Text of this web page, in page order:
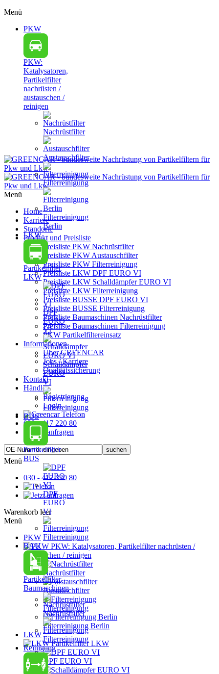
Menü
PKW
PKW:
Katalysatoren,
Partikelfilter
nachrüsten /
austauschen /
reinigen
Nachrüstfilter
Austauschfilter
Filterreinigung
Filterreinigung
Berlin
LKW
Partikelfilter
LKW
DPF
EURO
VI
Schalldämpfer
EURO
VI
Filterreinigung
BUS
Partikelfilter
BUS
DPF
EURO
VI
Filterreinigung
BAU
Partikelfilter
Baumaschinen
Nachrüstfilter
Filterreinigung
Reinigung
Menü
Home
Karriere
Standorte
Produkt und Preisliste
Preisliste PKW Nachrüstfilter
Preisliste PKW Austauschfilter
Preisliste PKW Filterreinigung
Preisliste LKW DPF EURO VI
Preisliste LKW Schalldämpfer EURO VI
Preisliste LKW Filterreinigung
Preisliste BUSSE DPF EURO VI
Preisliste BUSSE Filterreinigung
Preisliste Baumaschinen Nachrüstfilter
Preisliste Baumaschinen Filterreinigung
PKW Partikelfiltereinsatz
Informationen
Über GREENCAR
Jobs / Karriere
Qualitätssicherung
Kontakt
Händler
Registrierung
Login
030 - 417 220 80
Menü
030 - 417 220 80
Warenkorb leer
Menü
PKW
PKW: Katalysatoren, Partikelfilter nachrüsten /
austauschen / reinigen
Nachrüstfilter
Austauschfilter
Filterreinigung
Filterreinigung Berlin
LKW
Partikelfilter LKW
DPF EURO VI